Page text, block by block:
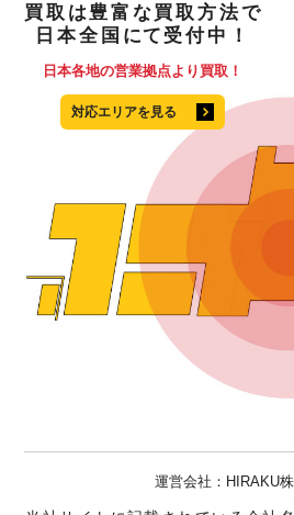
買取 は 豊富な買取方法で
日本全国 にて 受付中！
日本各地の営業拠点より買取！
対応エリアを見る
運営会社： HIRAKU